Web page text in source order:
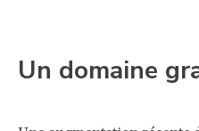
Un domaine